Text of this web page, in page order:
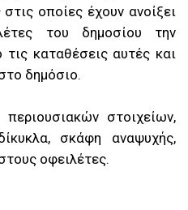
οποίες έχουν ανοίξει
του δημοσίου την
καταθέσεις αυτές και
δημόσιο.
στοιχείων,
σκάφη αναψυχής,
οφειλέτες.